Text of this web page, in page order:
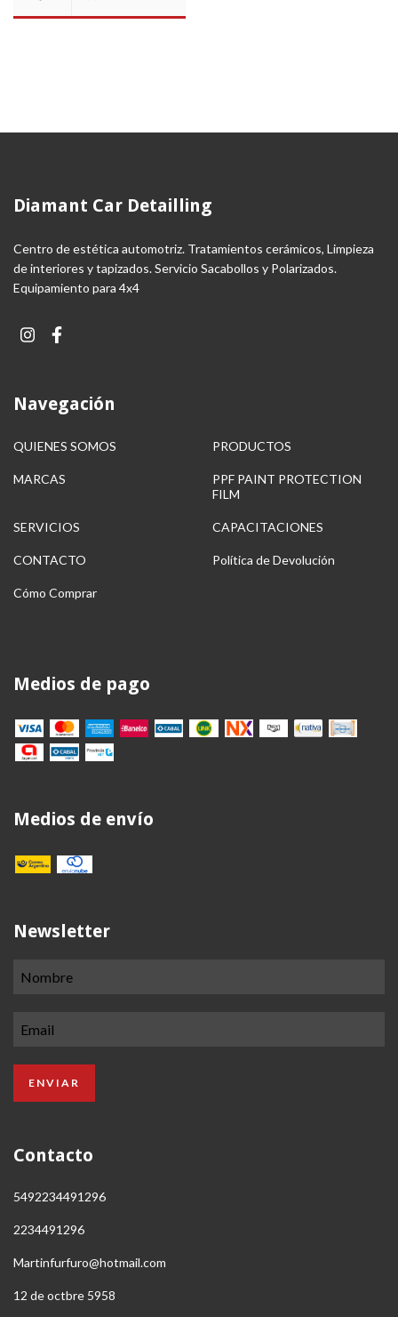
Diamant Car Detailling
Centro de estética automotriz. Tratamientos cerámicos, Limpieza
de interiores y tapizados. Servicio Sacabollos y Polarizados.
Equipamiento para 4x4
Navegación
QUIENES SOMOS PRODUCTOS
MARCAS
PPF PAINT PROTECTION
FILM
SERVICIOS CAPACITACIONES
CONTACTO Política de Devolución
Cómo Comprar
Medios de pago
Medios de envío
Newsletter
Contacto
5492234491296
2234491296
Martinfurfuro@hotmail.com
12 de octbre 5958